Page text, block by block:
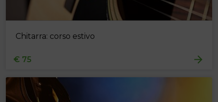
Chitarra: corso estivo
€ 75